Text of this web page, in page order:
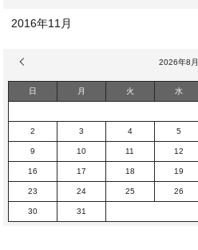
2016年11月
2026年8月
日 月 火 水
2 3 4 5
9 10 11 12
16 17 18 19
23 24 25 26
30 31